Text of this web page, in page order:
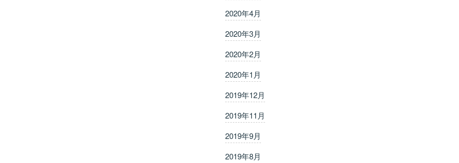
2020年4月
2020年3月
2020年2月
2020年1月
2019年12月
2019年11月
2019年9月
2019年8月